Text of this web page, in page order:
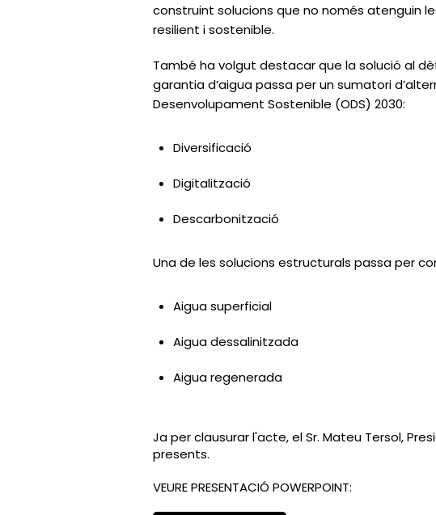
construint solucions que no només atenguin
resilient i sostenible.
També ha volgut destacar que la solució al
garantia d’aigua passa per un sumatori
Desenvolupament Sostenible (ODS) 2030:
Diversificació
Digitalització
Descarbonització
Una de les solucions estructurals passa per
Aigua superficial
Aigua dessalinitzada
Aigua regenerada
Ja per clausurar l'acte, el Sr. Mateu Tersol,
presents.
VEURE PRESENTACIÓ POWERPOINT: